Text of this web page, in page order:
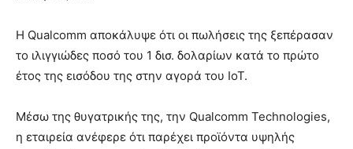
Η Qualcomm αποκάλυψε ότι οι πωλήσεις της ξεπέρασαν
το ιλιγγιώδες ποσό του 1 δισ. δολαρίων κατά το πρώτο
έτος της εισόδου της στην αγορά του IoT.
Μέσω της θυγατρικής της, την Qualcomm Technologies,
η εταιρεία ανέφερε ότι παρέχει προϊόντα υψηλής